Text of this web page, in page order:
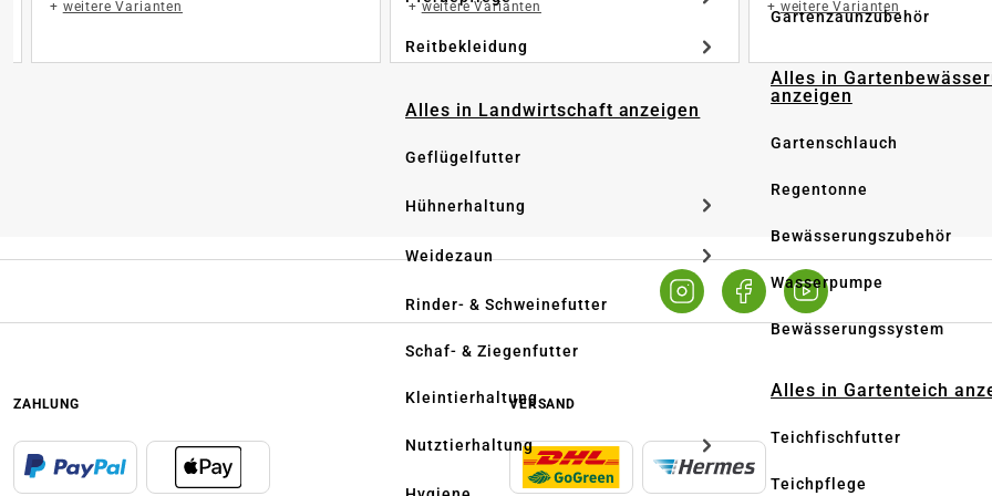
Reitbekleidung
Alles in Landwirtschaft anzeigen
Geflügelfutter
Hühnerhaltung
Weidezaun
Rinder- & Schweinefutter
Schaf- & Ziegenfutter
Kleintierhaltung
Nutztierhaltung
Gartenzaunzubehör
Alles in
anzeigen
Gartenschlauch
Regentonne
Bewässerungszubehör
Wasserpumpe
Bewässerungssystem
Alles in Gartenteich
Teichfischfutter
Teichpflege
+ weitere Varianten +weitere Varianten + weitere Varianten
ZAHLUNG VERSAND